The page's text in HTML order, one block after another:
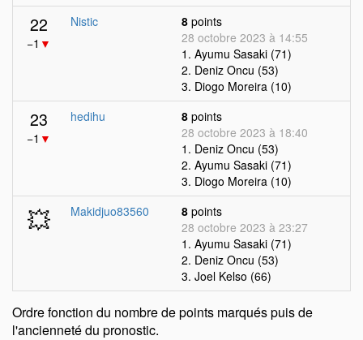
22
−1 ▼
Nistic 8 points
28 octobre 2023 à 14:55
1. Ayumu Sasaki (71)
2. Deniz Oncu (53)
3. Diogo Moreira (10)
23
−1 ▼
hedihu 8 points
28 octobre 2023 à 18:40
1. Deniz Oncu (53)
2. Ayumu Sasaki (71)
3. Diogo Moreira (10)
💥 Makidjuo83560 8 points
28 octobre 2023 à 23:27
1. Ayumu Sasaki (71)
2. Deniz Oncu (53)
3. Joel Kelso (66)
Ordre fonction du nombre de points marqués puis de
l'ancienneté du pronostic.